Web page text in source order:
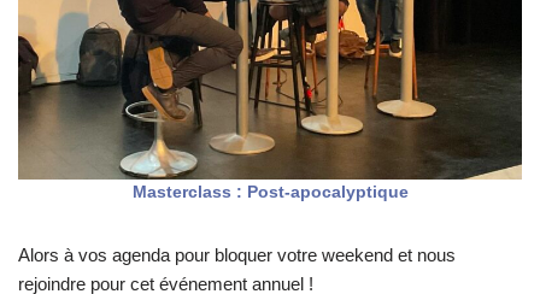
Masterclass : Post-apocalyptique
Alors à vos agenda pour bloquer votre weekend et nous
rejoindre pour cet événement annuel !